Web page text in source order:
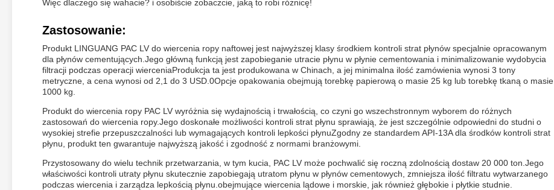
Więc dlaczego się wahacie? i osobiście zobaczcie, jaką to robi różnicę!
Zastosowanie:
Produkt LINGUANG PAC LV do wiercenia ropy naftowej jest najwyższej klasy środkiem kontroli strat płynów specjalnie opracowanym
dla płynów cementujących.Jego główną funkcją jest zapobieganie utracie płynu w płynie cementowania i minimalizowanie wydobycia
filtracji podczas operacji wierceniaProdukcja ta jest produkowana w Chinach, a jej minimalna ilość zamówienia wynosi 3 tony
metryczne, a cena wynosi od 2,1 do 3 USD.0Opcje opakowania obejmują torebkę papierową o masie 25 kg lub torebkę tkaną o masie
1000 kg.
Produkt do wiercenia ropy PAC LV wyróżnia się wydajnością i trwałością, co czyni go wszechstronnym wyborem do różnych
zastosowań do wiercenia ropy.Jego doskonałe możliwości kontroli strat płynu sprawiają, że jest szczególnie odpowiedni do studni o
wysokiej strefie przepuszczalności lub wymagających kontroli lepkości płynuZgodny ze standardem API-13A dla środków kontroli strat
płynu, produkt ten gwarantuje najwyższą jakość i zgodność z normami branżowymi.
Przystosowany do wielu technik przetwarzania, w tym kucia, PAC LV może pochwalić się roczną zdolnością dostaw 20 000 ton.Jego
właściwości kontroli utraty płynu skutecznie zapobiegają utratom płynu w płynów cementowych, zmniejsza ilość filtratu wytwarzanego
podczas wiercenia i zarządza lepkością płynu.obejmujące wiercenia lądowe i morskie, jak również głębokie i płytkie studnie.